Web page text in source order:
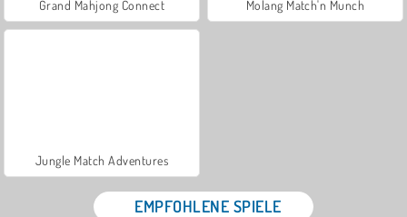
Grand Mahjong Connect Molang Match'n Munch
Jungle Match Adventures
EMPFOHLENE SPIELE